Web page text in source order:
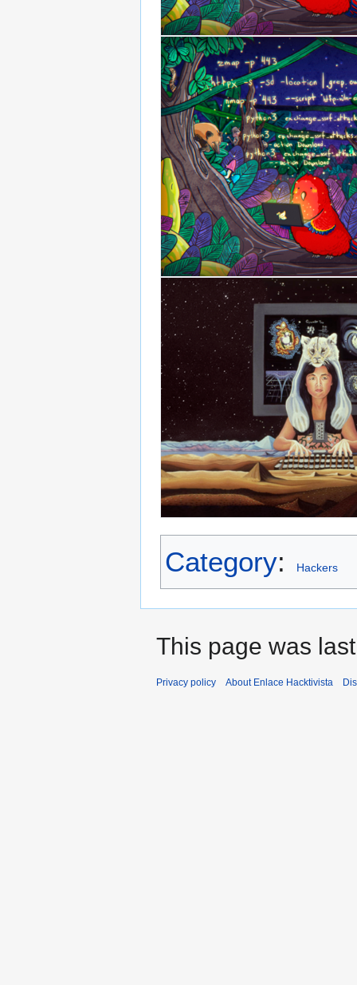
Category: Hackers
This page was
Privacy policy About Enlace Hacktivista